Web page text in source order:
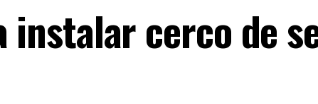
instalar cerco de